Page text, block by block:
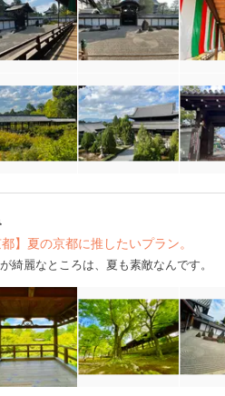
都】夏の京都に推したいプラン。
綺麗なところは、夏も素敵なんです。